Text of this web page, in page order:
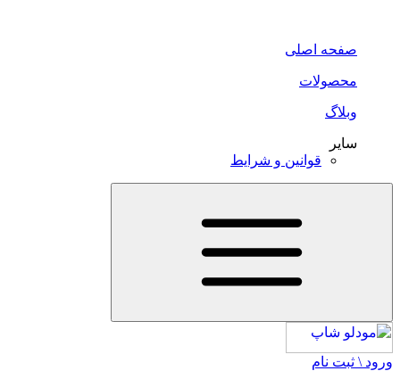
صفحه اصلی
محصولات
وبلاگ
سایر
قوانین و شرایط
ورود \ ثبت نام